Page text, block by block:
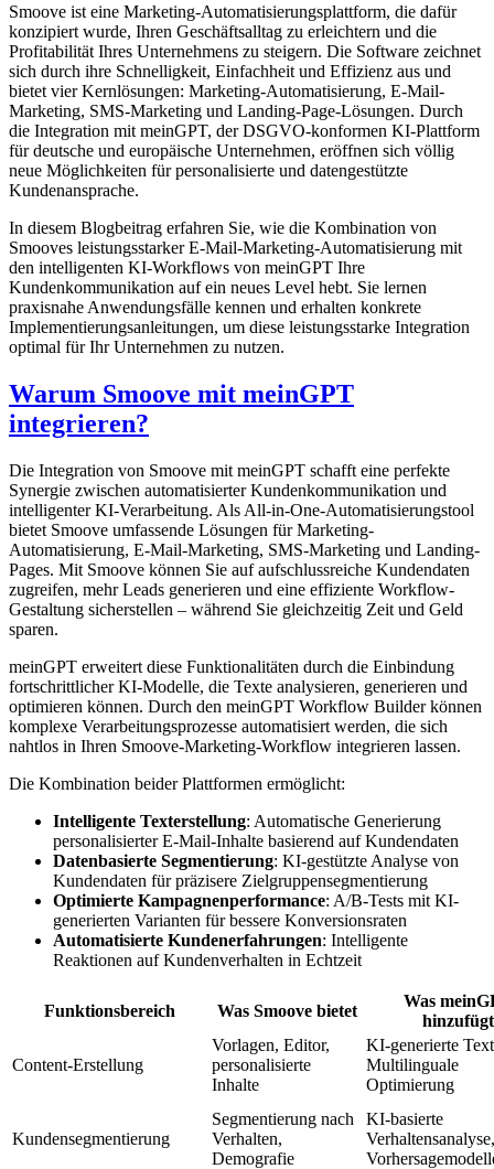
Smoove ist eine Marketing-Automatisierungsplattform, die dafür
konzipiert wurde, Ihren Geschäftsalltag zu erleichtern und die
Profitabilität Ihres Unternehmens zu steigern. Die Software zeichnet
sich durch ihre Schnelligkeit, Einfachheit und Effizienz aus und
bietet vier Kernlösungen: Marketing-Automatisierung, E-Mail-
Marketing, SMS-Marketing und Landing-Page-Lösungen. Durch
die Integration mit meinGPT, der DSGVO-konformen KI-Plattform
für deutsche und europäische Unternehmen, eröffnen sich völlig
neue Möglichkeiten für personalisierte und datengestützte
Kundenansprache.
In diesem Blogbeitrag erfahren Sie, wie die Kombination von
Smooves leistungsstarker E-Mail-Marketing-Automatisierung mit
den intelligenten KI-Workflows von meinGPT Ihre
Kundenkommunikation auf ein neues Level hebt. Sie lernen
praxisnahe Anwendungsfälle kennen und erhalten konkrete
Implementierungsanleitungen, um diese leistungsstarke Integration
optimal für Ihr Unternehmen zu nutzen.
Warum Smoove mit meinGPT
integrieren?
Die Integration von Smoove mit meinGPT schafft eine perfekte
Synergie zwischen automatisierter Kundenkommunikation und
intelligenter KI-Verarbeitung. Als All-in-One-Automatisierungstool
bietet Smoove umfassende Lösungen für Marketing-
Automatisierung, E-Mail-Marketing, SMS-Marketing und Landing-
Pages. Mit Smoove können Sie auf aufschlussreiche Kundendaten
zugreifen, mehr Leads generieren und eine effiziente Workflow-
Gestaltung sicherstellen – während Sie gleichzeitig Zeit und Geld
sparen.
meinGPT erweitert diese Funktionalitäten durch die Einbindung
fortschrittlicher KI-Modelle, die Texte analysieren, generieren und
optimieren können. Durch den meinGPT Workflow Builder können
komplexe Verarbeitungsprozesse automatisiert werden, die sich
nahtlos in Ihren Smoove-Marketing-Workflow integrieren lassen.
Die Kombination beider Plattformen ermöglicht:
Intelligente Texterstellung: Automatische Generierung
personalisierter E-Mail-Inhalte basierend auf Kundendaten
Datenbasierte Segmentierung: KI-gestützte Analyse von
Kundendaten für präzisere Zielgruppensegmentierung
Optimierte Kampagnenperformance: A/B-Tests mit KI-
generierten Varianten für bessere Konversionsraten
Automatisierte Kundenerfahrungen: Intelligente
Reaktionen auf Kundenverhalten in Echtzeit
Funktionsbereich Was Smoove bietet
Was
hinzufügt
Content-Erstellung
Vorlagen, Editor,
personalisierte
Inhalte
KI-generierte
Multilinguale
Optimierung
Kundensegmentierung
Segmentierung nach
Verhalten,
Demografie
KI-basierte
Verhaltensanalyse,